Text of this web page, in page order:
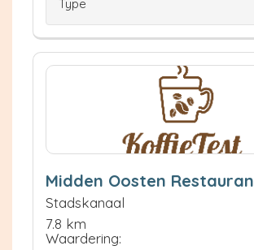
Type
Midden Oosten
Stadskanaal
7.8 km
Waardering: